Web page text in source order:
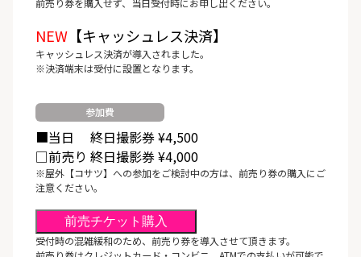
前売り券を購入せず、当日受付時にお申し出ください。
NEW【キャッシュレス決済】
キャッシュレス決済が導入されました。
※決済端末は受付に設置となります。
参加費
■当日 終日撮影券 ¥4,500
□前売り 終日撮影券 ¥4,000
※屋外【コサツ】への参加をご検討中の方は、前売り券の購入にご
注意ください。
前売チケット購入
受付時の混雑緩和のため、前売り券を導入させて頂きます。